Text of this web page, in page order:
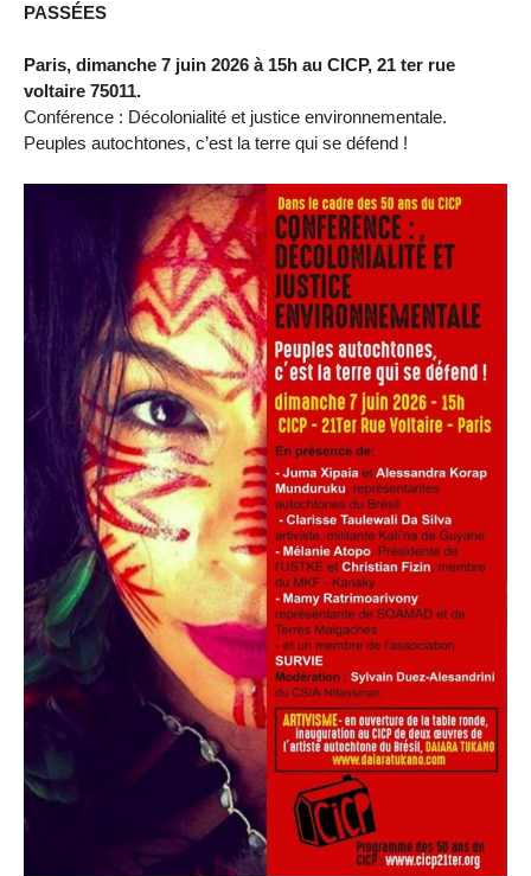
PASSÉES
Paris, dimanche 7 juin 2026 à 15h au CICP, 21 ter rue
voltaire 75011.
Conférence : Décolonialité et justice environnementale.
Peuples autochtones, c’est la terre qui se défend !